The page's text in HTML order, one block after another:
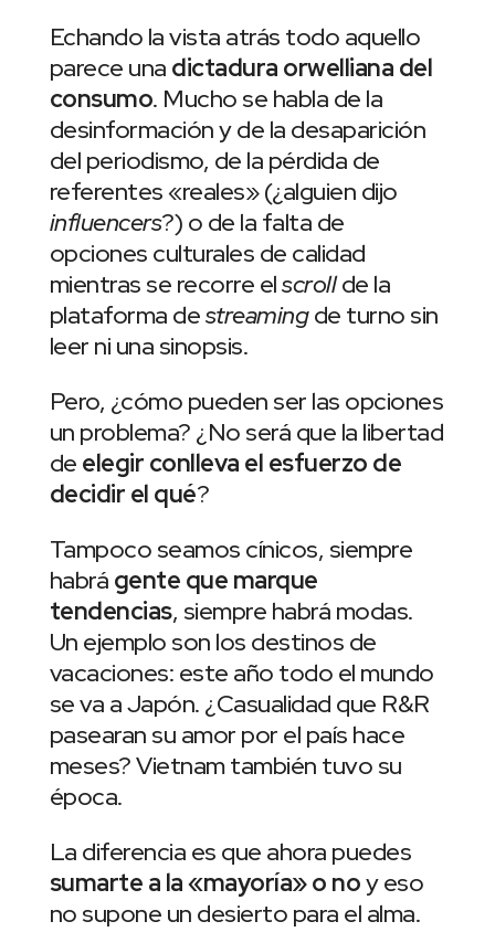
Echando la vista atrás todo aquello
parece una dictadura orwelliana del
consumo. Mucho se habla de la
desinformación y de la desaparición
del periodismo, de la pérdida de
referentes «reales» (¿alguien dijo
influencers?) o de la falta de
opciones culturales de calidad
mientras se recorre elscrollde la
plataforma destreamingde turno sin
leer ni una sinopsis.
Pero, ¿cómo pueden ser las opciones
un problema? ¿No será que la libertad
de elegir conlleva el esfuerzo de
decidir el qué?
Tampoco seamos cínicos, siempre
habrá gente que marque
tendencias, siempre habrá modas.
Un ejemplo son los destinos de
vacaciones: este año todo el mundo
se va a Japón. ¿Casualidad que R&R
pasearan su amor por el país hace
meses? Vietnam también tuvo su
época.
La diferencia es que ahora puedes
sumarte a la «mayoría» o noy eso
no supone un desierto para el alma.